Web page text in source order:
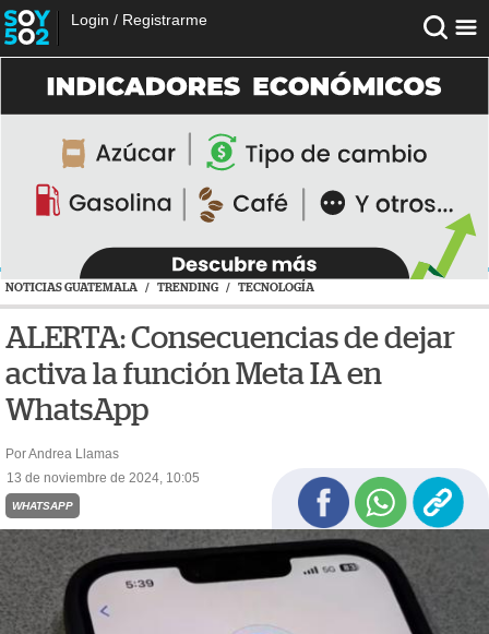
Login / Registrarme
NOTICIAS GUATEMALA / TRENDING / TECNOLOGÍA
ALERTA: Consecuencias de dejar
activa la función Meta IA en
WhatsApp
Por Andrea Llamas
13 de noviembre de 2024, 10:05
WHATSAPP